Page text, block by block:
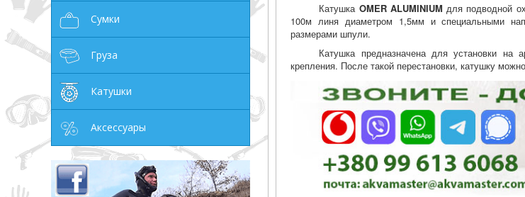
Сумки
Груза
Катушки
Аксессуары
Катушка OMER ALUMINIUM для подводной
100м линя диаметром 1,5мм и специальными
размерами шпули.
Катушка предназначена для установки на
крепления. После такой перестановки, катушку